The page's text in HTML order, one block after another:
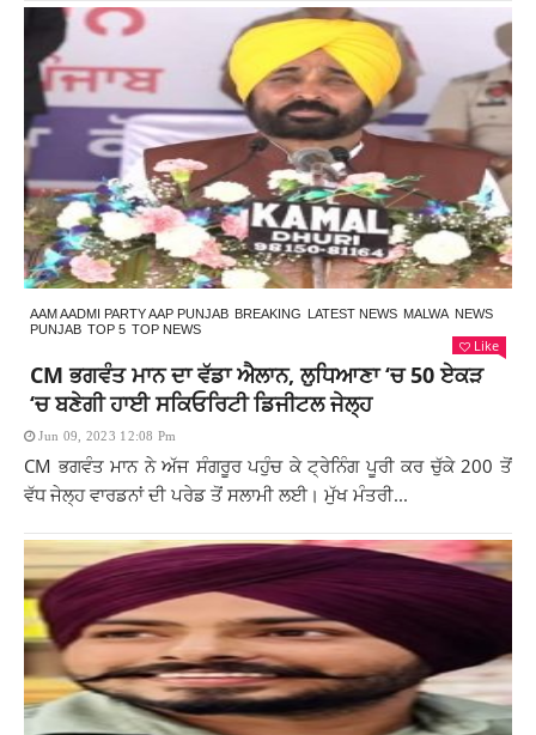
AAM AADMI PARTY AAP PUNJAB BREAKING LATEST NEWS MALWA NEWS
PUNJAB TOP 5 TOP NEWS
Like
CM ਭਗਵੰਤ ਮਾਨ ਦਾ ਵੱਡਾ ਐਲਾਨ, ਲੁਧਿਆਣਾ ‘ਚ 50 ਏਕੜ
‘ਚ ਬਣੇਗੀ ਹਾਈ ਸਕਿਓਰਿਟੀ ਡਿਜੀਟਲ ਜੇਲ੍ਹ
Jun 09, 2023 12:08 Pm
CM ਭਗਵੰਤ ਮਾਨ ਨੇ ਅੱਜ ਸੰਗਰੂਰ ਪਹੁੰਚ ਕੇ ਟ੍ਰੇਨਿੰਗ ਪੂਰੀ ਕਰ ਚੁੱਕੇ 200 ਤੋਂ
ਵੱਧ ਜੇਲ੍ਹ ਵਾਰਡਨਾਂ ਦੀ ਪਰੇਡ ਤੋਂ ਸਲਾਮੀ ਲਈ। ਮੁੱਖ ਮੰਤਰੀ...